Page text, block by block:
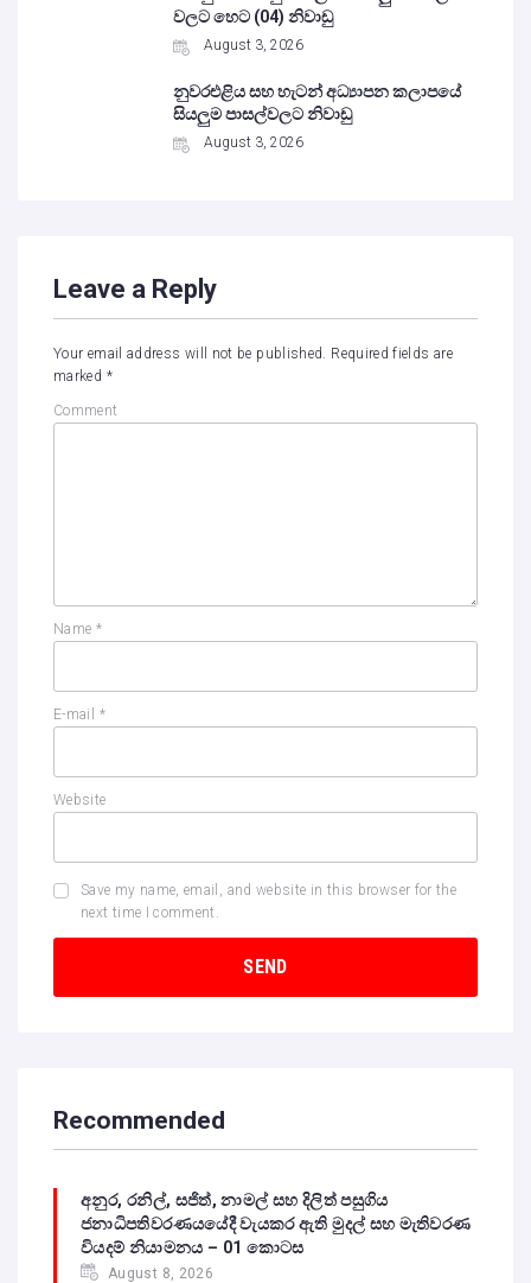
වලට හෙට (04) නිවාඩු
August 3, 2026
නුවරඑළිය සහ හැටන් අධ්‍යාපන කලාපයේ
සියලුම පාසල්වලට නිවාඩු
August 3, 2026
Leave a Reply
Your email address will not be published. Required fields are
marked *
Comment
Name *
E-mail *
Website
Save my name, email, and website in this browser for the
next time I comment.
Recommended
අනුර, රනිල්, සජිත්, නාමල් සහ දිලිත් පසුගිය
ජනාධිපතිවරණයයේදී වැයකර ඇති මුදල් සහ මැතිවරණ
වියදම් නියාමනය – 01 කොටස
August 8, 2026